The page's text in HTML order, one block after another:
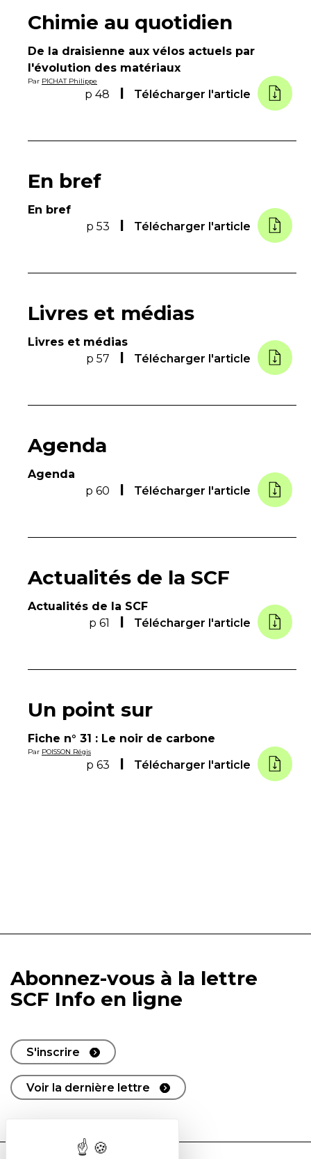
Chimie au quotidien
De la draisienne aux vélos actuels par
l'évolution des matériaux
Par PICHAT Philippe
p 48 Télécharger l'article
En bref
En bref
p 53
Télécharger l'article
Livres et médias
Livres et médias
p 57
Télécharger l'article
Agenda
Agenda
p 60
Télécharger l'article
Actualités de la SCF
Actualités de la SCF
p 61
Télécharger l'article
Un point sur
Fiche n° 31 : Le noir de carbone
Par POISSON Régis
p 63 Télécharger l'article
Abonnez-vous à la lettre
SCF Info en ligne
S'inscrire
Voir la dernière lettre